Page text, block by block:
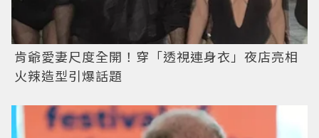
肯爺愛妻尺度全開！穿「透視連身衣」夜店亮相
火辣造型引爆話題